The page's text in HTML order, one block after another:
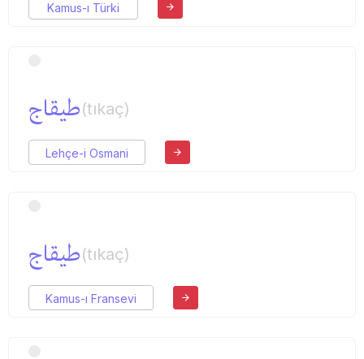
Kamus-ı Türki
طیقاج(tıkaç)
Lehçe-i Osmani
طیقاج(tıkaç)
Kamus-ı Fransevi